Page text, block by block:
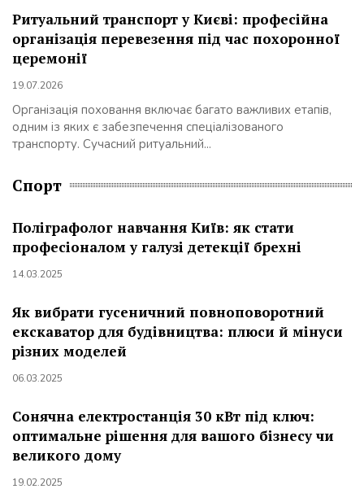
Ритуальний транспорт у Києві: професійна
організація перевезення під час похоронної
церемонії
19.07.2026
Організація поховання включає багато важливих етапів,
одним із яких є забезпечення спеціалізованого
транспорту. Сучасний ритуальний...
Спорт
Поліграфолог навчання Київ: як стати
професіоналом у галузі детекції брехні
14.03.2025
Як вибрати гусеничний повноповоротний
екскаватор для будівництва: плюси й мінуси
різних моделей
06.03.2025
Сонячна електростанція 30 кВт під ключ:
оптимальне рішення для вашого бізнесу чи
великого дому
19.02.2025